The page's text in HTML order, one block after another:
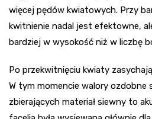
więcej pędów kwiatowych. Przy
kwitnienie nadal jest efektowne,
bardziej w wysokość niż w liczbę
Po przekwitnięciu kwiaty
W tym momencie walory ozdobne
zbierających materiał siewny to